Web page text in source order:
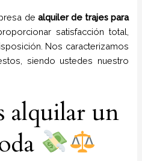
de alquiler de trajes para
satisfacción total,
Nos caracterizamos
siendo ustedes nuestro
alquilar un